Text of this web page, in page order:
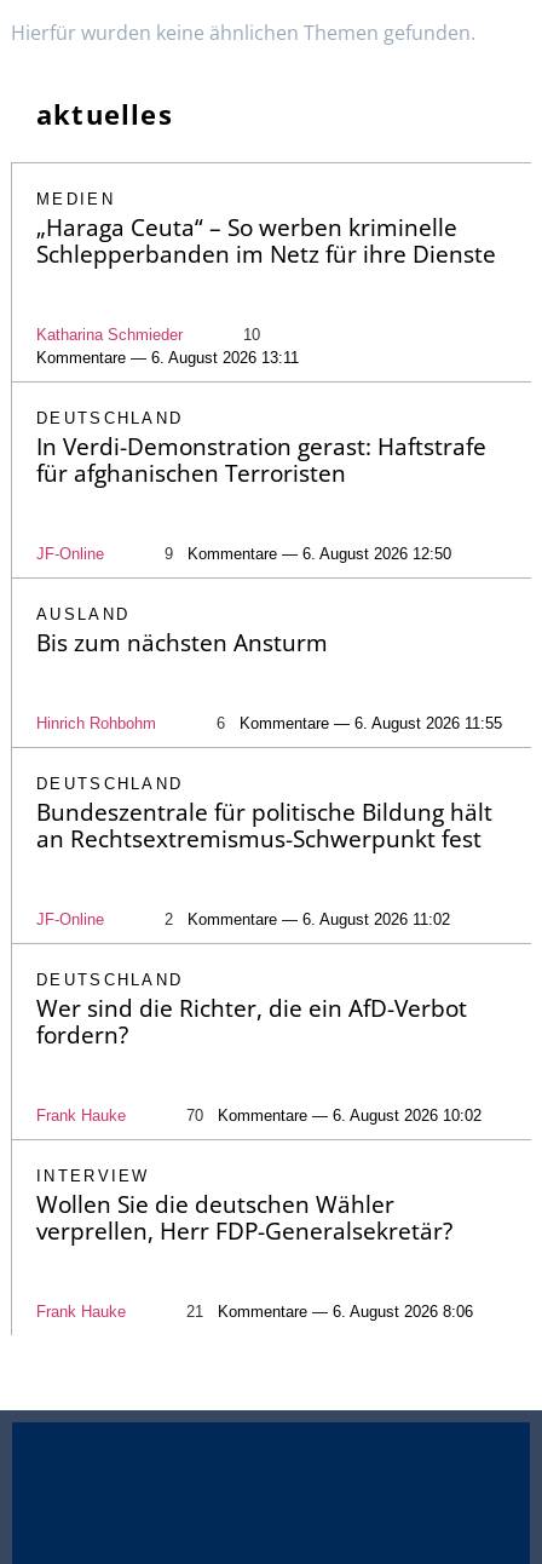
Hierfür wurden keine ähnlichen Themen gefunden.
aktuelles
MEDIEN
„Haraga Ceuta“ – So werben kriminelle
Schlepperbanden im Netz für ihre Dienste
Katharina Schmieder
10
Kommentare — 6. August 2026 13:11
DEUTSCHLAND
In Verdi-Demonstration gerast: Haftstrafe
für afghanischen Terroristen
JF-Online 9 Kommentare — 6. August 2026 12:50
AUSLAND
Bis zum nächsten Ansturm
Hinrich Rohbohm 6 Kommentare — 6. August 2026 11:55
DEUTSCHLAND
Bundeszentrale für politische Bildung hält
an Rechtsextremismus-Schwerpunkt fest
JF-Online 2 Kommentare — 6. August 2026 11:02
DEUTSCHLAND
Wer sind die Richter, die ein AfD-Verbot
fordern?
Frank Hauke 70 Kommentare — 6. August 2026 10:02
INTERVIEW
Wollen Sie die deutschen Wähler
verprellen, Herr FDP-Generalsekretär?
Frank Hauke 21 Kommentare — 6. August 2026 8:06